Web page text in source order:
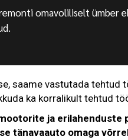
omavoliliselt ümber
saame vastutada tehtud
ka korralikult tehtud
ja erilahenduste
tänavaauto omaga